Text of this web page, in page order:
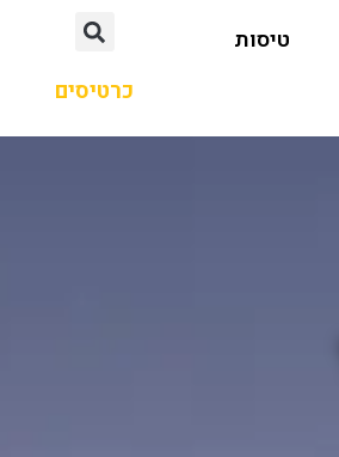
טיסות
כרטיסים